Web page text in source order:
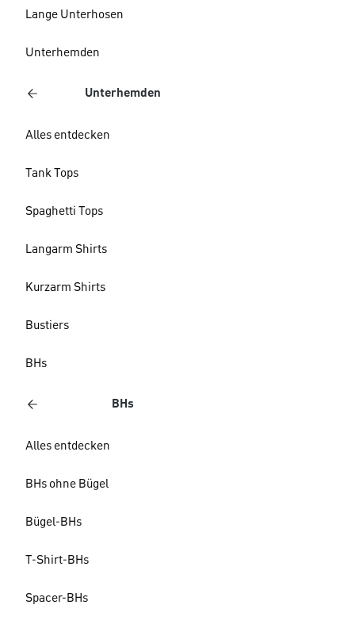
Lange Unterhosen
Unterhemden
Unterhemden
Alles entdecken
Tank Tops
Spaghetti Tops
Langarm Shirts
Kurzarm Shirts
Bustiers
BHs
BHs
Alles entdecken
BHs ohne Bügel
Bügel-BHs
T-Shirt-BHs
Spacer-BHs